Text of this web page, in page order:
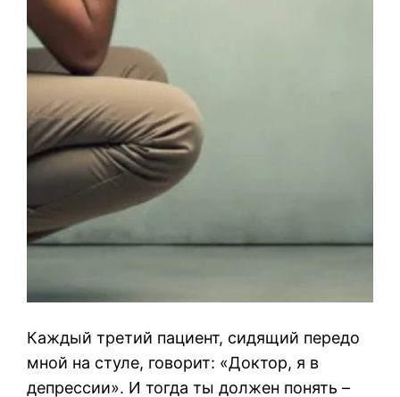
Каждый третий пациент, сидящий передо
мной на стуле, говорит: «Доктор, я в
депрессии». И тогда ты должен понять –